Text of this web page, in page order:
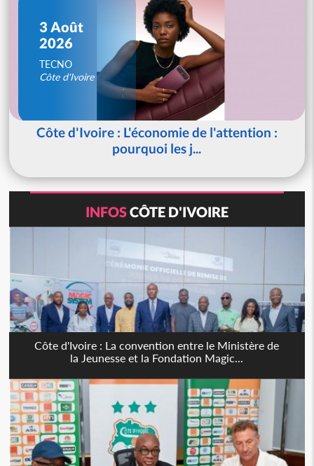
3 Août
2026
TECNO
Côte d'Ivoire
Côte d'Ivoire : L'économie de l'attention :
pourquoi les j...
INFOSCÔTE D'IVOIRE
Côte d'Ivoire : La convention entre le Ministère de
la Jeunesse et la Fondation Magic...